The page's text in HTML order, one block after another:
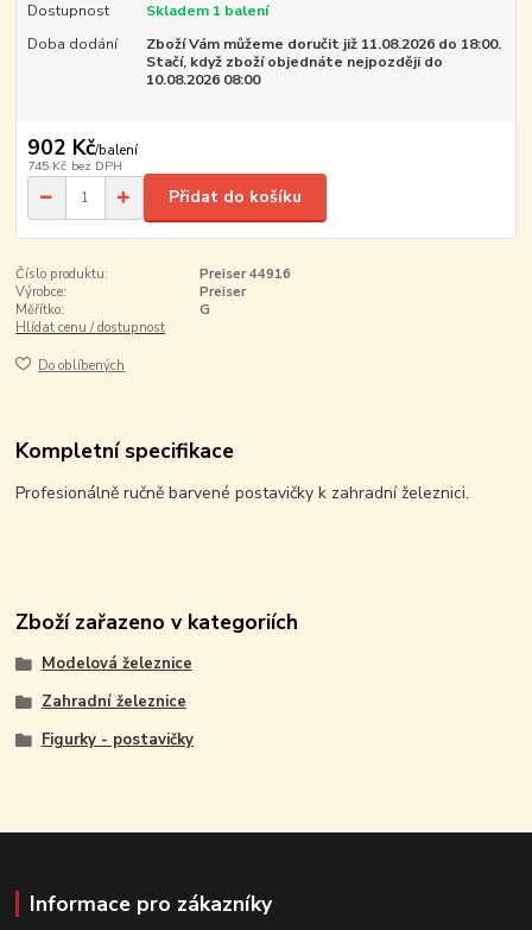
Dostupnost
Skladem 1 balení
Doba dodání
Zboží Vám můžeme doručit již 11.08.2026 do 18:00.
Stačí, když zboží objednáte nejpozději do
10.08.2026 08:00
902 Kč/balení
745 Kč bez DPH
Přidat do košíku
Číslo produktu:
Preiser 44916
Výrobce:
Preiser
Měřítko:
G
Hlídat cenu / dostupnost
Do oblíbených
Kompletní specifikace
Profesionálně ručně barvené postavičky k zahradní železnici.
Zboží zařazeno v kategoriích
Modelová železnice
Zahradní železnice
Figurky - postavičky
Informace pro zákazníky